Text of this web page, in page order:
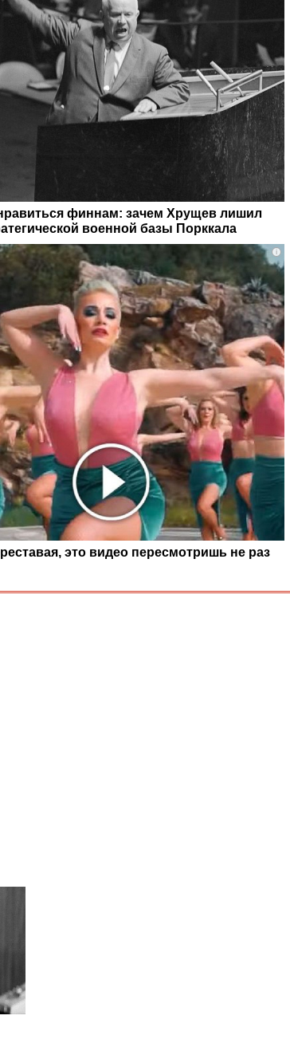
финнам: зачем Хрущев лишил
военной базы Порккала
i
это видео пересмотришь не раз